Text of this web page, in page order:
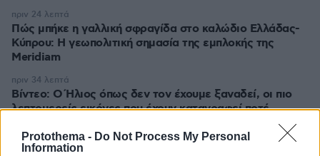
Protothema - Do Not Process My Personal
Information
Πώς μπήκε η γαλλική σφραγίδα στο καλώδιο Ελλάδας-
Κύπρου: Η γεωπολιτική σημασία της εμπλοκής της
Meridiam
πριν 24 λεπτά
Βίντεο: Ο Ήλιος όπως δεν τον έχουμε ξαναδεί, οι πιο
λεπτομερείς εικόνες που έχουν καταγραφεί ποτέ
πριν 34 λεπτά
Ακρίδες σκέπασαν τον ουρανό στη νότια Ρωσία:
πριν 35 λεπτά